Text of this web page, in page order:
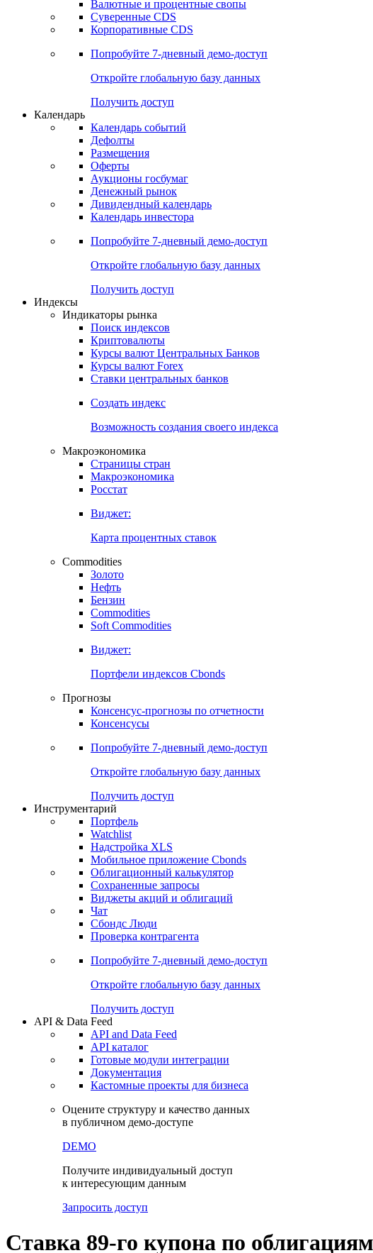
Получить доступ
Деривативы
Поиск деривативов
Валютные и процентные свопы
Суверенные CDS
Корпоративные CDS
Попробуйте7-дневный
Откройте глобальную базу данных
Получить доступ
Календарь
Календарь событий
Дефолты
Размещения
Оферты
Аукционы госбумаг
Денежный рынок
Дивидендный календарь
Календарь инвестора
Попробуйте7-дневный
Получить доступ
Индикаторы рынка
Поиск индексов
Криптовалюты
Курсы валют Центральных Банков
Курсы валют Forex
Ставки центральных банков
Создать индекс
Возможность создания своего индекса
Макроэкономика
Страницы стран
Макроэкономика
Росстат
Виджет:
Карта процентных ставок
Commodities
Золото
Нефть
Бензин
Commodities
Soft Commodities
Виджет:
Портфели индексов Cbonds
Прогнозы
Консенсус-прогнозы по отчетности
Консенсусы
Попробуйте7-дневный
Откройте глобальную базу данных
Получить доступ
Инструментарий
Портфель
Watchlist
Надстройка XLS
Мобильное приложение Cbonds
Облигационный калькулятор
Сохраненные запросы
Виджеты акций и облигаций
Чат
Сбондс Люди
Проверка контрагента
Попробуйте7-дневный
Откройте глобальную базу данных
Получить доступ
API & Data Feed
API and Data Feed
API каталог
Документация
Кастомные проекты для бизнеса
Оцените структуру и качество данных
в публичном демо-доступе
DEMO
Получите индивидуальный доступ